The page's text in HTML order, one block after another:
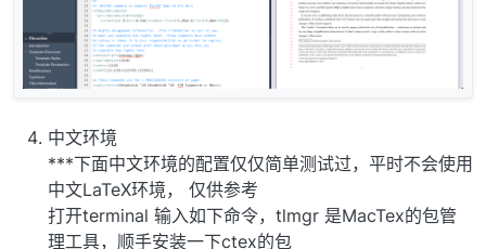
中文环境
***下面中文环境的配置仅仅简单测试过，平时不会使用
中文LaTeX环境， 仅供参考
打开terminal 输入如下命令，tlmgr 是MacTex的包管
理工具，顺手安装一下ctex的包